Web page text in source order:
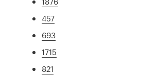
457
693
1715
821